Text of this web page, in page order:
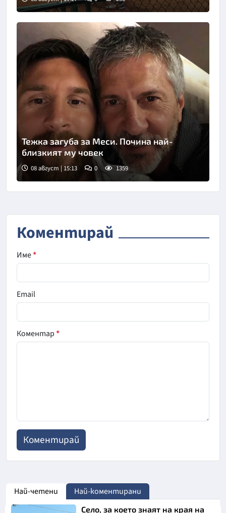
Снимка: Инстаграм
Тежка загуба за Меси. Почина най-
близкият му човек
08 август | 15:13 0 1359
Коментирай
Име*
Email
Коментар*
Най-четени Най-коментирани
Село, за което знаят на края на